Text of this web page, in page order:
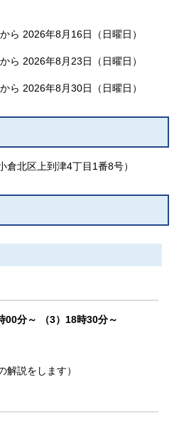
ら 2026年8月16日（日曜日）
ら 2026年8月23日（日曜日）
ら 2026年8月30日（日曜日）
北区上到津4丁目1番8号）
00分～ （3）18時30分～
解説をします）